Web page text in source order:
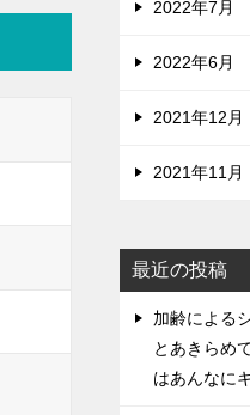
2022年7月
2022年6月
2021年12月
2021年11月
最近の投稿
加齢による
とあきらめ
はあんなに